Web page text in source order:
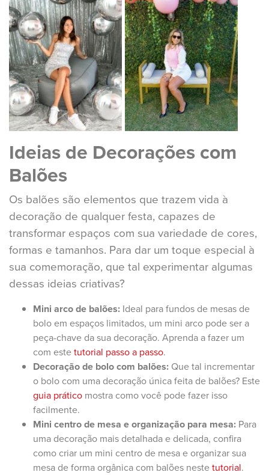
Ideias de Decorações com
Balões
Os balões são elementos que trazem vida à
decoração de qualquer festa, capazes de
transformar espaços com sua variedade de cores,
formas e tamanhos. Para dar um toque especial à
sua comemoração, que tal experimentar algumas
dessas ideias criativas?
Mini arco de balões: Ideal para fundos de mesas de
bolo em espaços limitados, um mini arco pode ser a
peça-chave da sua decoração. Aprenda a fazer um
com estetutorial passo a passo.
Decoração de bolo com balões: Que tal incrementar
o bolo com uma decoração única feita de balões? Este
guia prático mostra como você pode fazer isso
facilmente.
Mini centro de mesa e organização para mesa: Para
uma decoração mais detalhada e delicada, confira
como criar um mini centro de mesa e organizar sua
mesa de forma orgânica com balões nestetutorial.